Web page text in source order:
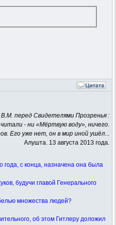
перед Свидетелями Прозренья :
- ни «Мёртвую воду», ничего.
Его уже нет, он в мир иной ушёл...
Алушта. 13 августа 2013 года.
года, с конца, назначена она была
будучи главой Генерального
множества людей?
об этом Гитлеру доложил